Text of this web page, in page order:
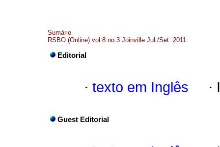
Sumário
RSBO (Online) vol.8 no.3 Joinville Jul./Set. 2011
Editorial
· texto em Inglês ·
Guest Editorial